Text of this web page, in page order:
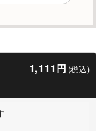
1,111円 (税込)